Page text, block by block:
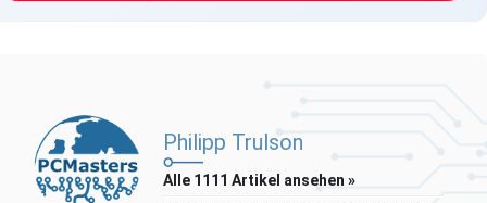
Philipp Trulson
Alle 1111 Artikel ansehen »